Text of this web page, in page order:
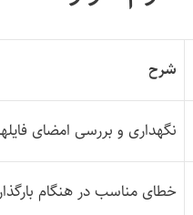
شرح
نگهداری و بررسی امضای
خطای مناسب در هنگام